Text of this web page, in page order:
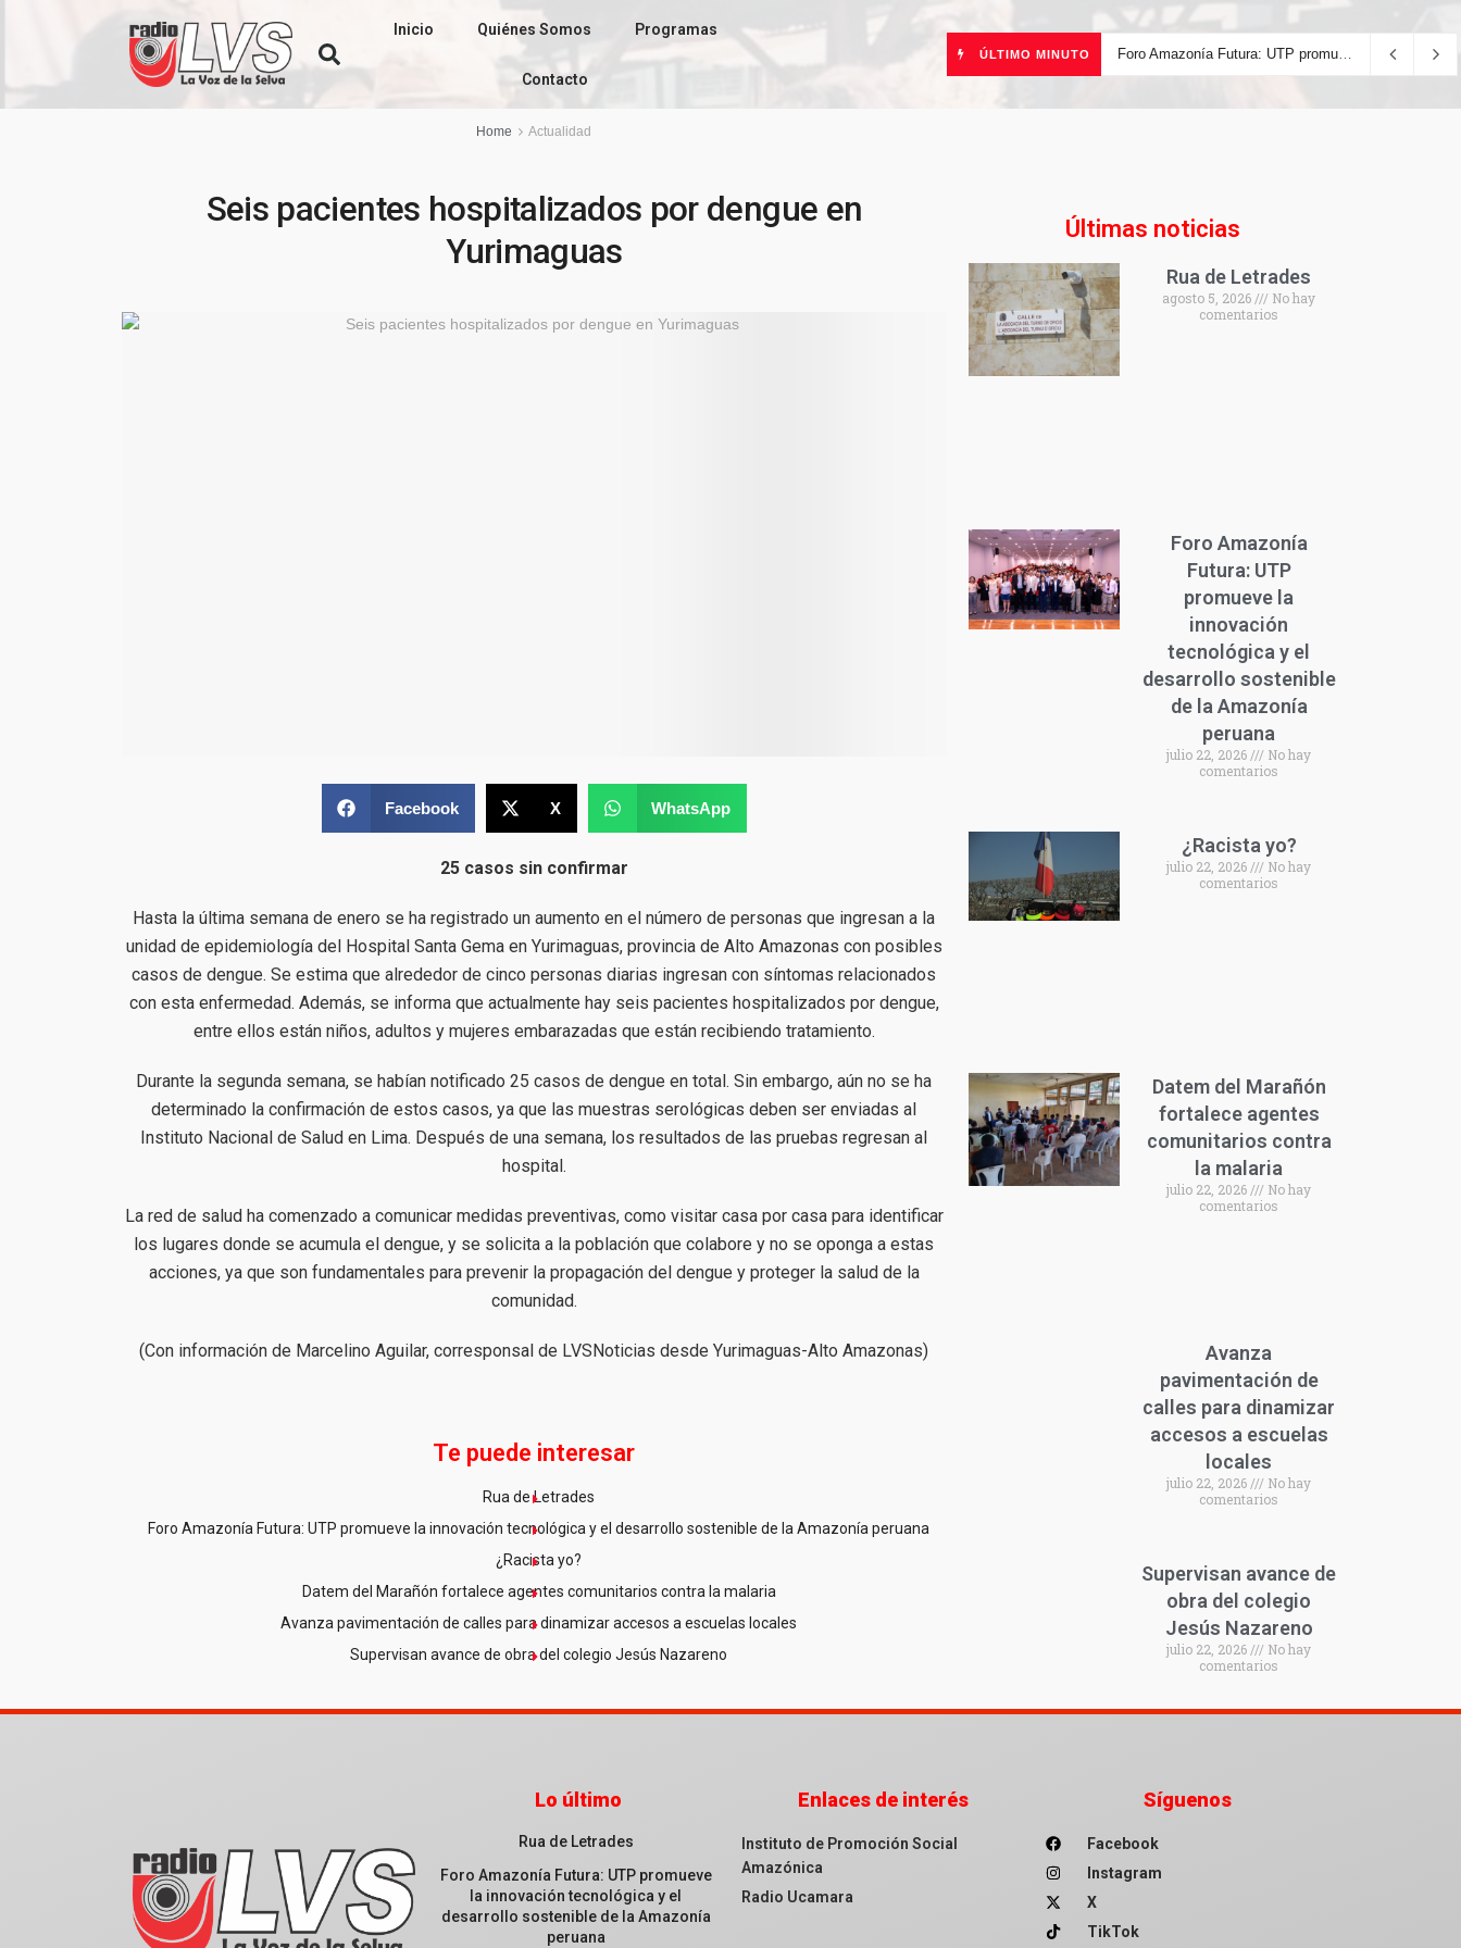
Inicio Quiénes Somos Programas
Contacto
ÚLTIMO MINUTO Foro Amazonía Futura: UTP promueve la innovación tecnológica y el desarrollo sostenible de la Amazonía peruana
Home Actualidad
Seis pacientes hospitalizados por dengue en
Yurimaguas
Facebook X WhatsApp
25 casos sin confirmar
Hasta la última semana de enero se ha registrado un aumento en el número de personas que ingresan a la
unidad de epidemiología del Hospital Santa Gema en Yurimaguas, provincia de Alto Amazonas con posibles
casos de dengue. Se estima que alrededor de cinco personas diarias ingresan con síntomas relacionados
con esta enfermedad. Además, se informa que actualmente hay seis pacientes hospitalizados por dengue,
entre ellos están niños, adultos y mujeres embarazadas que están recibiendo tratamiento.
Durante la segunda semana, se habían notificado 25 casos de dengue en total. Sin embargo, aún no se ha
determinado la confirmación de estos casos, ya que las muestras serológicas deben ser enviadas al
Instituto Nacional de Salud en Lima. Después de una semana, los resultados de las pruebas regresan al
hospital.
La red de salud ha comenzado a comunicar medidas preventivas, como visitar casa por casa para identificar
los lugares donde se acumula el dengue, y se solicita a la población que colabore y no se oponga a estas
acciones, ya que son fundamentales para prevenir la propagación del dengue y proteger la salud de la
comunidad.
(Con información de Marcelino Aguilar, corresponsal de LVSNoticias desde Yurimaguas-Alto Amazonas)
Te puede interesar
Rua de Letrades
Foro Amazonía Futura: UTP promueve la innovación tecnológica y el desarrollo sostenible de la Amazonía peruana
¿Racista yo?
Datem del Marañón fortalece agentes comunitarios contra la malaria
Avanza pavimentación de calles para dinamizar accesos a escuelas locales
Supervisan avance de obra del colegio Jesús Nazareno
Últimas noticias
Rua de Letrades
agosto 5, 2026
No hay
comentarios
Foro Amazonía
Futura: UTP
promueve la
innovación
tecnológica y el
desarrollo sostenible
de la Amazonía
peruana
julio 22, 2026
No hay
comentarios
¿Racista yo?
julio 22, 2026
No hay
comentarios
Datem del Marañón
fortalece agentes
comunitarios contra
la malaria
julio 22, 2026
No hay
comentarios
Avanza
pavimentación de
calles para dinamizar
accesos a escuelas
locales
julio 22, 2026
No hay
comentarios
Supervisan avance de
obra del colegio
Jesús Nazareno
julio 22, 2026
No hay
comentarios
Lo último
Rua de Letrades
Foro Amazonía Futura: UTP promueve
la innovación tecnológica y el
desarrollo sostenible de la Amazonía
peruana
Enlaces de interés
Instituto de Promoción Social
Amazónica
Radio Ucamara
Síguenos
Facebook
Instagram
X
TikTok